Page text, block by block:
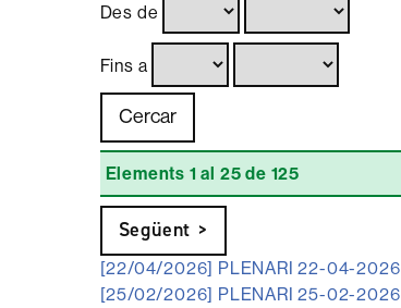
Des de
Fins a
Elements 1 al 25 de 125
Següent >
[22/04/2026] PLENARI 22-04-2026
[25/02/2026] PLENARI 25-02-2026